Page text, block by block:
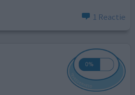
1 Reactie